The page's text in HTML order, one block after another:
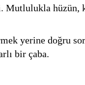
Mutlulukla hüzün,
yerine doğru
bir çaba.